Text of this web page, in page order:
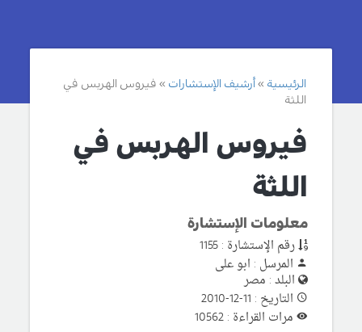
الرئيسية أرشيف الإستشارات
فيروس الهربس في
اللثة
فيروس الهربس في
اللثة
معلومات الإستشارة
رقم الإستشارة : 1155
المرسل : ابو على
البلد : مصر
التاريخ : 11-12-2010
مرات القراءة : 10562